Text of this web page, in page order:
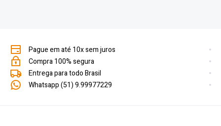
Pague em até 10x sem juros
Compra 100% segura
Entrega para todo Brasil
Whatsapp (51) 9.99977229